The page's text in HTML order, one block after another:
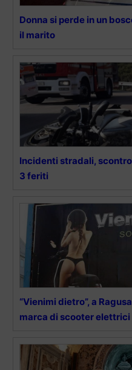
Donna si perde in un
il marito
Incidenti stradali,
3 feriti
“Vienimi dietro”, a
marca di scooter elettrici